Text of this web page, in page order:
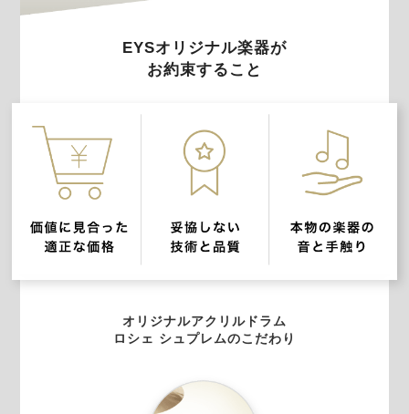
EYSオリジナル楽器が
お約束すること
オリジナルアクリルドラム
ロシェ シュプレムのこだわり